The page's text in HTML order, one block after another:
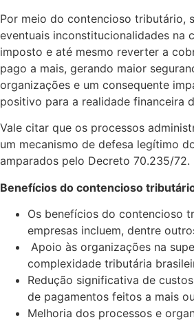
Por meio do contencioso tributário,
eventuais inconstitucionalidades na
imposto e até mesmo reverter a
pago a mais, gerando maior
organizações e um consequente
positivo para a realidade financeira
Vale citar que os processos
um mecanismo de defesa legítimo
amparados pelo Decreto 70.235/72.
Benefícios do contencioso
Os benefícios do contencioso
empresas incluem, dentre
Apoio às organizações na
complexidade tributária
Redução significativa de
de pagamentos feitos a mais
Melhoria dos processos e